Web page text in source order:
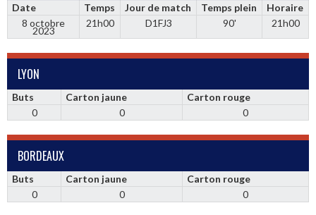
Date Temps Jour de match Temps plein
Horaire
8 octobre
2023
21h00 D1FJ3 90' 21h00
LYON
Buts Carton jaune
Carton rouge
0
0 0
BORDEAUX
Buts Carton jaune
Carton rouge
0
0 0